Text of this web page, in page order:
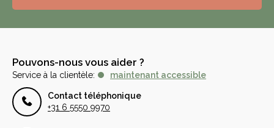
Pouvons-nous vous aider ?
Service à la clientèle: maintenant accessible
Contact téléphonique
+31 6 5550 9970